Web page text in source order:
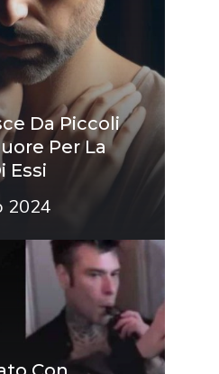
Da Piccoli
Per La
Essi
2024